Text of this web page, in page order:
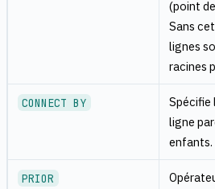
(point
Sans
lignes
racines
CONNECT BY
Spécifie
ligne
enfants.
PRIOR